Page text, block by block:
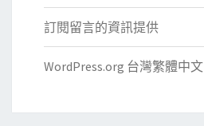
訂閱留言的資訊提供
WordPress.org 台灣繁體中文